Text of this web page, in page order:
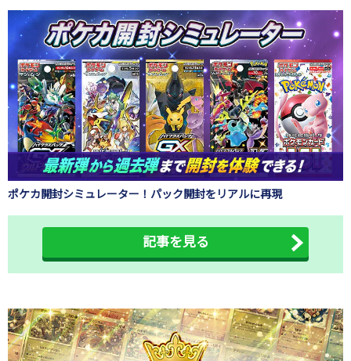
ポケカ開封シミュレーター！パック開封をリアルに再現
記事を見る